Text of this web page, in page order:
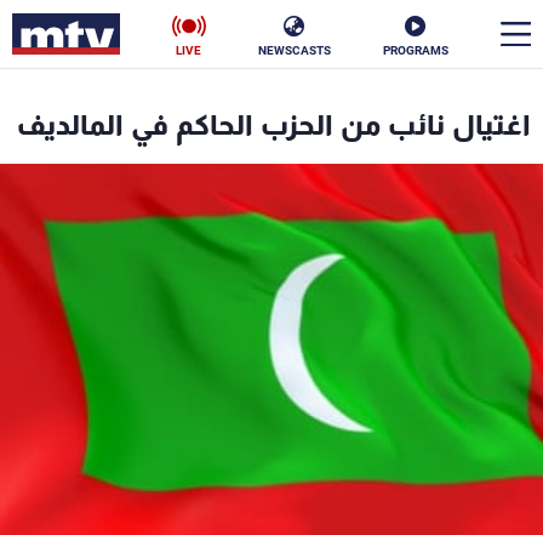
PROGRAMS
NEWSCASTS
LIVE
اغتيال نائب من الحزب الحاكم في المالديف
سياسة ناس
إقتصاد
منوعات
كأس العالم